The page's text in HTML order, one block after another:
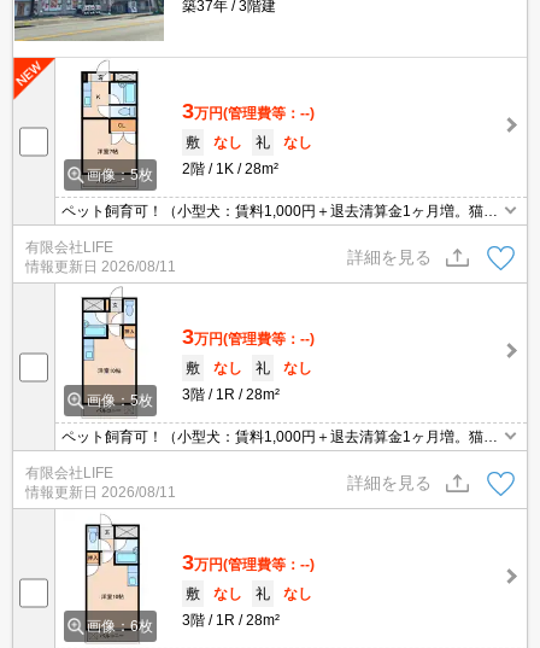
築37年
3階建
画像：5枚
3万円(管理費等：--)
敷
なし 礼
なし
2階
1K 28m²
ペット飼育可！（小型犬：賃料1,000円＋退去清算金1ヶ月増。猫：
賃料2,000円＋退去清算金1ヶ月増。）ついちょるーむ付き！（鹿児
島放送2ch＋インターネット（Wi-fi1G）無料）
有限会社LIFE
情報更新日 2026/08/11
詳細を見る
画像：5枚
3万円(管理費等：--)
敷
なし 礼
なし
3階
1R 28m²
ペット飼育可！（小型犬：賃料1,000円＋退去清算金1ヶ月増。猫：
賃料2,000円＋退去清算金1ヶ月増。）ついちょるーむ付き！（鹿児
島放送2ch＋インターネット（Wi-fi1G）無料）
有限会社LIFE
情報更新日 2026/08/11
詳細を見る
画像：6枚
3万円(管理費等：--)
敷
なし 礼
なし
3階
1R 28m²